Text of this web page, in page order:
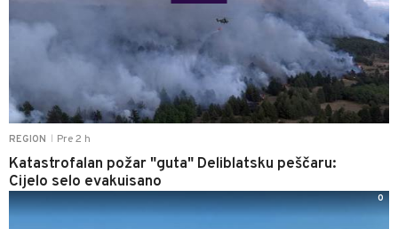
REGION Pre 2 h
Katastrofalan požar "guta" Deliblatsku peščaru:
Cijelo selo evakuisano
0